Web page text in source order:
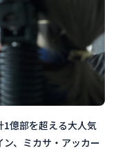
億部を超える大人気
、ミカサ・アッカー